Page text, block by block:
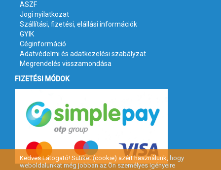
ASZF
Jogi nyilatkozat
Szállítási, fizetési, elállási információk
GYIK
Céginformáció
Adatvédelmi és adatkezelési szabályzat
Megrendelés visszamondása
FIZETÉSI MÓDOK
Kedves Látogató! Sütiket (cookie) azért használunk, hogy
weboldalunkat még jobban az Ön személyes igényeire